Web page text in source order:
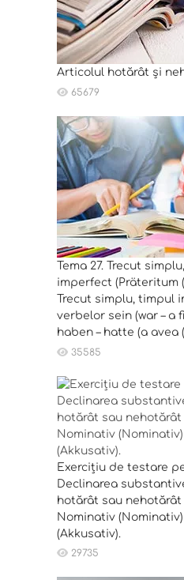
Articolul hotărât și
65679
Tema 27. Trecut
imperfect (Präteritum
Trecut simplu, timpul
verbelor sein (war – a
haben – hatte (a avea
35585
Exercițiu de testare
Declinarea
hotărât sau nehotărât
Nominativ
(Akkusativ).
29735